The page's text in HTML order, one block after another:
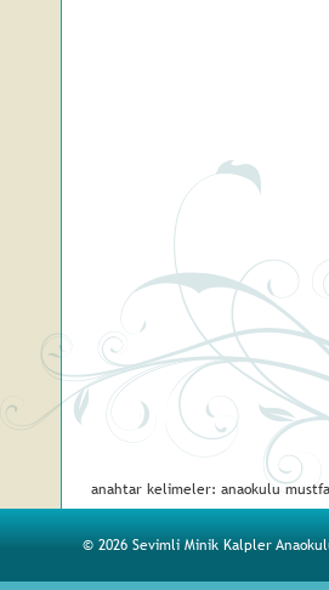
© 2026 Sevimli Minik Kalpler
anahtar kelimeler: anaokulu